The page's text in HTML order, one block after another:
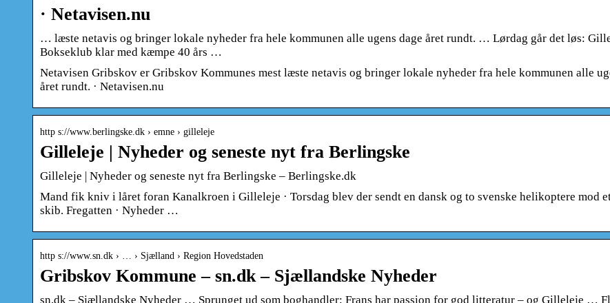
· Netavisen.nu
… læste netavis og bringer lokale nyheder fra hele kommunen alle ugens dage året rundt. … Lørdag går det løs:
Bokseklub klar med kæmpe 40 års …
Netavisen Gribskov er Gribskov Kommunes mest læste netavis og bringer lokale nyheder fra hele kommunen alle
året rundt. · Netavisen.nu
http s://www.berlingske.dk › emne › gilleleje
Gilleleje | Nyheder og seneste nyt fra Berlingske
Gilleleje | Nyheder og seneste nyt fra Berlingske – Berlingske.dk
Mand fik kniv i låret foran Kanalkroen i Gilleleje · Torsdag blev der sendt en dansk og to svenske helikoptere mod
skib. Fregatten · Nyheder …
http s://www.sn.dk › … › Sjælland › Region Hovedstaden
Gribskov Kommune – sn.dk – Sjællandske Nyheder
sn.dk – Sjællandske Nyheder … Sprunget ud som boghandler: Frans har passion for god litteratur – og Gilleleje …